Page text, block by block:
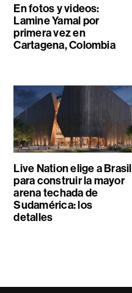
En fotos y videos:
Lamine Yamal por
primera vez en
Cartagena, Colombia
Live Nation elige a Brasil
para construir la mayor
arena techada de
Sudamérica: los
detalles